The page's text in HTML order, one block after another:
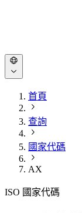
首頁
查詢
國家代碼
AX
ISO 國家代碼